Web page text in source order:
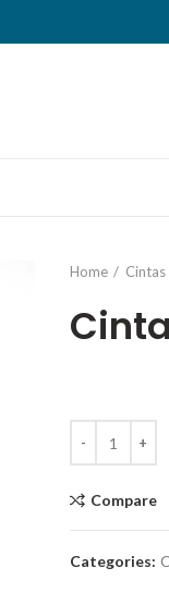
Home Cintas
Compare
Categories: